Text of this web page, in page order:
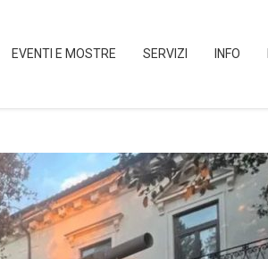
EVENTI E MOSTRE SERVIZI INFO